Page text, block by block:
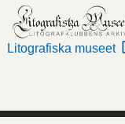
Litografiska museet